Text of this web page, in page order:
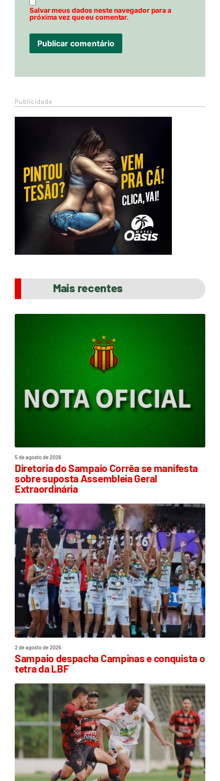
Salvar meus dados neste navegador para a
próxima vez que eu comentar.
Publicidade
Mais recentes
5 de agosto de 2026
Diretoria do Sampaio Corrêa se manifesta
sobre suposta Assembleia Geral
Extraordinária
2 de agosto de 2026
Sampaio despacha Campinas e conquista o
tetra da LBF